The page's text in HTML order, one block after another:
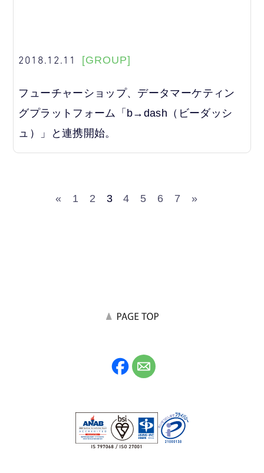
2018.12.11 [GROUP]
フューチャーショップ、データマーケティン
グプラットフォーム「b→dash（ビーダッシ
ュ）」と連携開始。
« 1 2 3 4 5 6 7 »